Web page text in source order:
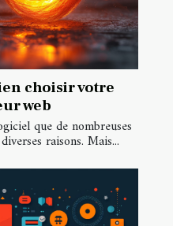
choisir votre
web
que de nombreuses
raisons. Mais...